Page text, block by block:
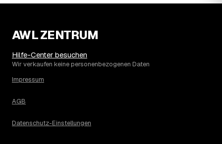
AWL ZENTRUM
Hilfe-Center besuchen
Wir verkaufen keine personenbezogenen Daten
Impressum
AGB
Datenschutz-Einstellungen